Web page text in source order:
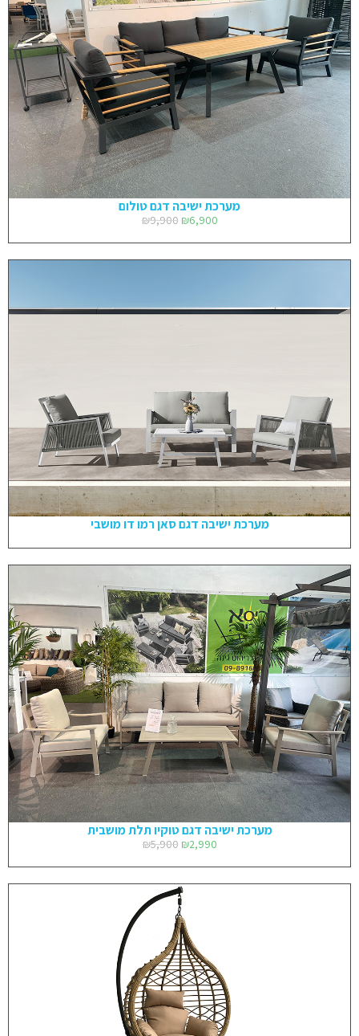
מערכת ישיבה דגם טולום
₪9,900 ₪6,900
מערכת ישיבה דגם סאן רמו דו מושבי
מערכת ישיבה דגם טוקיו תלת מושבית
₪5,900 ₪2,990